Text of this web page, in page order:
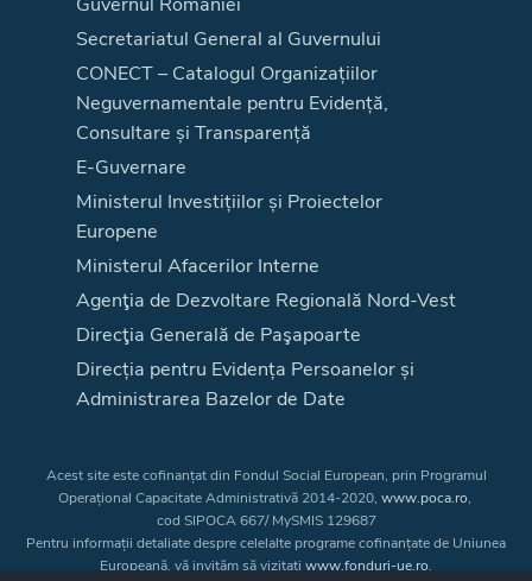
Secretariatul General al Guvernului
CONECT – Catalogul Organizațiilor
Neguvernamentale pentru Evidență,
Consultare și Transparență
E-Guvernare
Ministerul Investițiilor și Proiectelor
Europene
Ministerul Afacerilor Interne
Agenţia de Dezvoltare Regională Nord-Vest
Direcţia Generală de Paşapoarte
Direcția pentru Evidența Persoanelor și
Administrarea Bazelor de Date
Acest site este cofinanțat din Fondul Social European, prin Programul
Operațional Capacitate Administrativă 2014-2020, www.poca.ro,
cod SIPOCA 667/ MySMIS 129687
Pentru informații detaliate despre celelalte programe cofinanțate de Uniunea
Europeană, vă invităm să vizitați www.fonduri-ue.ro.